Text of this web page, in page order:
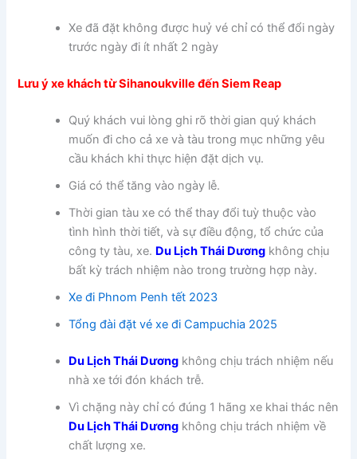
Xe đã đặt không được huỷ vé chỉ có thể đổi ngày
trước ngày đi ít nhất 2 ngày
Lưu ýxe khách từ Sihanoukville đến Siem Reap
Quý khách vui lòng ghi rõ thời gian quý khách
muốn đi cho cả xe và tàu trong mục những yêu
cầu khách khi thực hiện đặt dịch vụ.
Giá có thể tăng vào ngày lễ.
Thời gian tàu xe có thể thay đổi tuỳ thuộc vào
tình hình thời tiết, và sự điều động, tổ chức của
công ty tàu, xe. Du Lịch Thái Dương không chịu
bất kỳ trách nhiệm nào trong trường hợp này.
Xe đi Phnom Penh tết 2023
Tổng đài đặt vé xe đi Campuchia 2025
Du Lịch Thái Dương không chịu trách nhiệm nếu
nhà xe tới đón khách trễ.
Vì chặng này chỉ có đúng 1 hãng xe khai thác nên
Du Lịch Thái Dương không chịu trách nhiệm về
chất lượng xe.